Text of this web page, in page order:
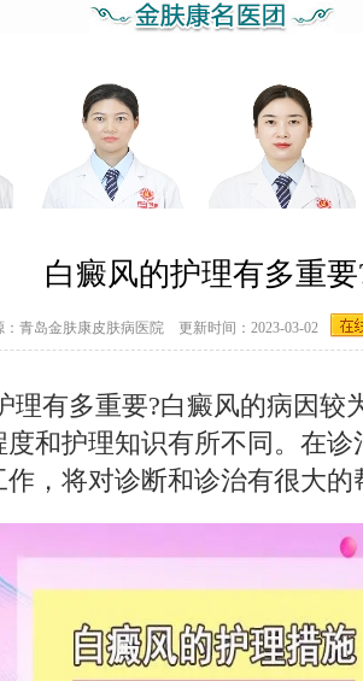
白癜风的护理有多重要
：青岛金肤康皮肤病医院 更新时间：2023-03-02
多重要?白癜风的病因较
和护理知识有所不同。在
，将对诊断和诊治有很大的